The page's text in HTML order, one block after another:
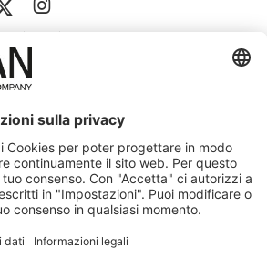
€ 650.000,00 i.v. - Iscr. Registro
e P.IVA 00671060226
e coordinamento di ALLPLAN
del Gruppo Nemetschek